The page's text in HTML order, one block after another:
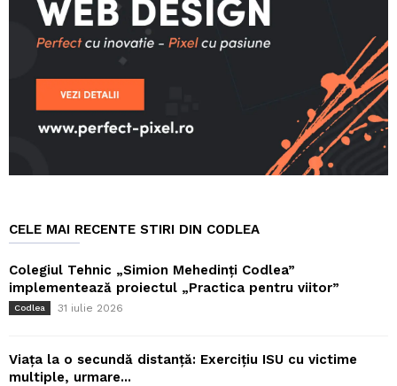
CELE MAI RECENTE STIRI DIN CODLEA
Colegiul Tehnic „Simion Mehedinți Codlea”
implementează proiectul „Practica pentru viitor”
Codlea 31 iulie 2026
Viața la o secundă distanță: Exercițiu ISU cu victime
multiple, urmare...